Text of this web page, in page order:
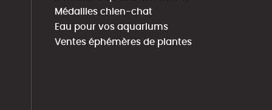
Médailles chien-chat
Eau pour vos aquariums
Ventes éphémères de plantes